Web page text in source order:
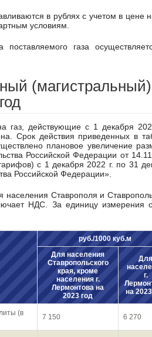
условиям.
(магистральный)
Срок действия приведенных в
плановое увеличение
Российской Федерации от
с 1 декабря 2022 г. по 31
Российской Федерации».
НДС. За единицу измерения
руб./1000 куб.м
Для населения
Ставропольского
края, кроме
населения г.
Лермонтова на
2023 год
Для
г.
на
(в
7 150 6 270